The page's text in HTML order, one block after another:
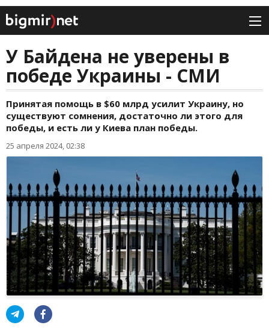
У Байдена не уверены в
победе Украины - СМИ
Принятая помощь в $60 млрд усилит Украину, но
существуют сомнения, достаточно ли этого для
победы, и есть ли у Киева план победы.
25 апреля 2024, 02:38